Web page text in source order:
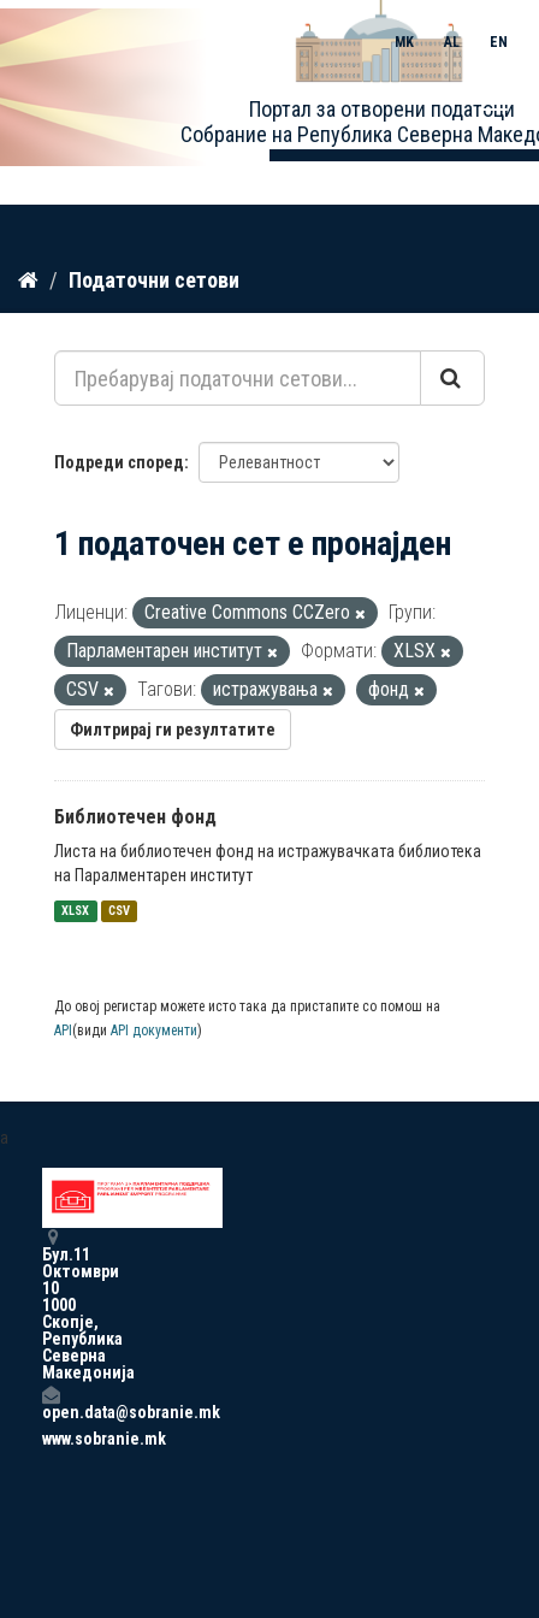
Прескокнете
содржина
Портал за отворени податоци
Собрание на Република Северна
MK AL EN
Toggle
Податочни сетови
Подреди според
1 податочен сет е пронајден
Лиценци: Creative Commons CCZero
Групи:
Парламентарен институт
Формати:
XLSX
CSV
Тагови: истражувања фонд
Филтрирај ги резултатите
Библиотечен фонд
Листа на библиотечен фонд на истражувачката библиотека
на Паралментарен институт
XLSX CSV
До овој регистар можете исто така да пристапите со помош на
API (види API документи)
a
Бул.11
Октомври
10
1000
Скопје,
Република
Северна
Македонија
open.data@sobranie.mk
www.sobranie.mk